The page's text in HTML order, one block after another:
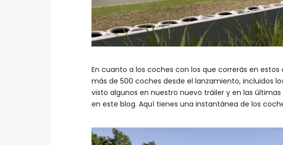
En cuanto a los coches con los que correrás en estos
más de 500 coches desde el lanzamiento, incluidos
visto algunos en nuestro nuevo tráiler y en las
en este blog. Aquí tienes una instantánea de los